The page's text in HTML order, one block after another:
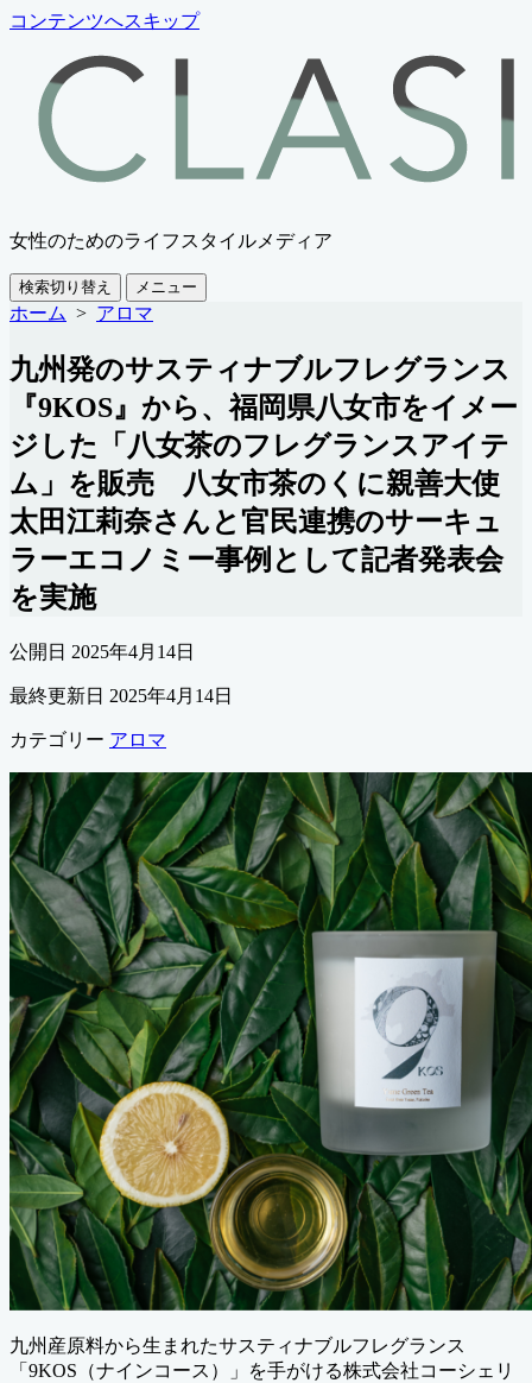
コンテンツへスキップ
女性のためのライフスタイルメディア
検索切り替え メニュー
ホーム > アロマ
九州発のサスティナブルフレグランス
『9KOS』から、福岡県八女市をイメー
ジした「八女茶のフレグランスアイテ
ム」を販売 八女市茶のくに親善大使
太田江莉奈さんと官民連携のサーキュ
ラーエコノミー事例として記者発表会
を実施
公開日 2025年4月14日
最終更新日 2025年4月14日
カテゴリー アロマ
九州産原料から生まれたサスティナブルフレグランス
「9KOS（ナインコース）」を手がける株式会社コーシェリ